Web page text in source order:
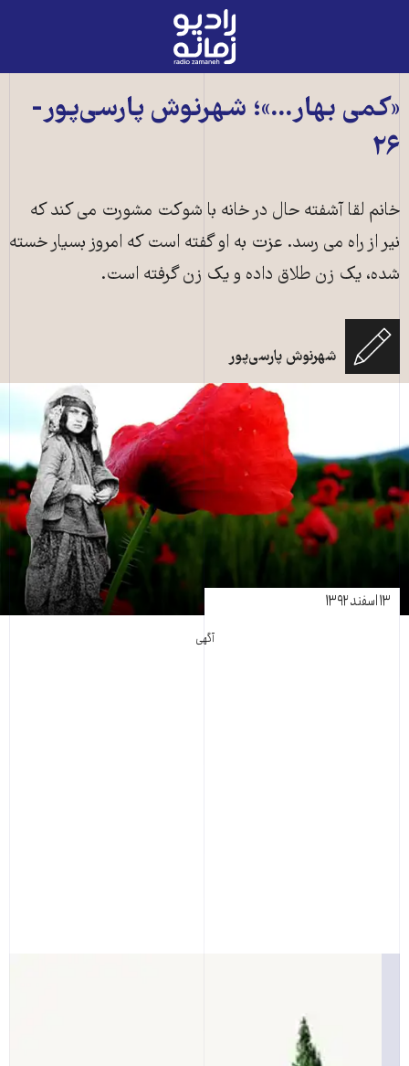
رادیو
زمانه
به
صفحه
«کمی بهار...»؛ شهرنوش پارسی‌پور-
۲۶
خانم لقا آشفته حال در خانه با شوکت مشورت مى کند که
نیر از راه مى رسد. عزت به او گفته است که امروز بسیار خسته
شده، یک زن طلاق داده و یک زن گرفته است.
شهرنوش پارسی‌پور
۱۳ اسفند ۱۳۹۲
آگهی